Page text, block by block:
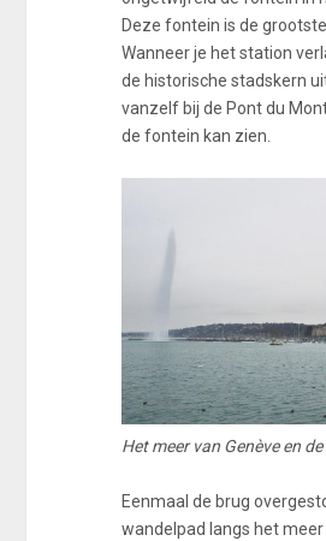
Deze fontein is de
Wanneer je het station
de historische stadskern
vanzelf bij de Pont du
de fontein kan zien.
Het meer van Genève en de
Eenmaal de brug
wandelpad langs het